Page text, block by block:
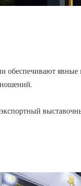
явные